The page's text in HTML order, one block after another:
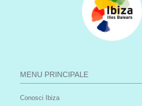
MENU PRINCIPALE
Conosci Ibiza